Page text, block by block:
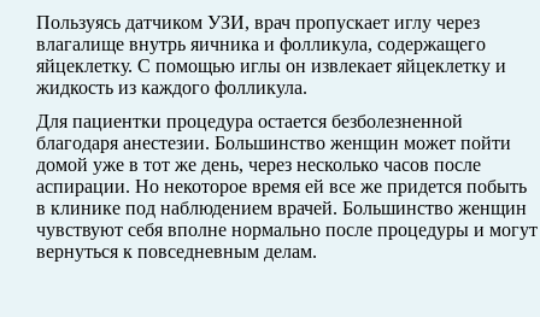
Пользуясь датчиком УЗИ, врач пропускает иглу через
влагалище внутрь яичника и фолликула, содержащего
яйцеклетку. С помощью иглы он извлекает яйцеклетку и
жидкость из каждого фолликула.
Для пациентки процедура остается безболезненной
благодаря анестезии. Большинство женщин может пойти
домой уже в тот же день, через несколько часов после
аспирации. Но некоторое время ей все же придется побыть
в клинике под наблюдением врачей. Большинство женщин
чувствуют себя вполне нормально после процедуры и могут
вернуться к повседневным делам.